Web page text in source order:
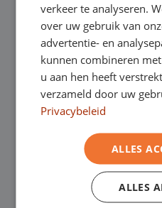
Onze
Je bent van harte
showrooms om de
en natuurlijk voor
kunt in Asten terecht
bedrijfswagens en in
verkeer te analyseren.
over uw gebruik van
advertentie- en
kunnen combineren
u aan hen heeft
verzameld door uw
Privacybeleid
ALLES
ALLES